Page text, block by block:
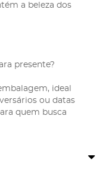
a beleza dos
presente?
ideal
ou datas
quem busca